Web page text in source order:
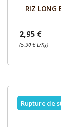
RIZ LONG
2,95 €
(5,90 € L/Kg)
Rupture de